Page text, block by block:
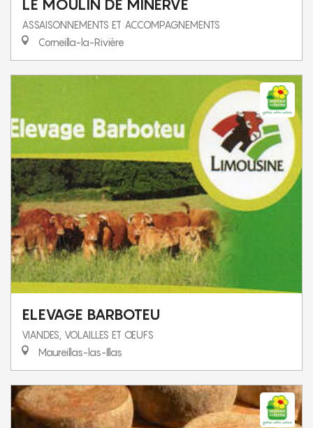
LE MOULIN DE MINERVE
ASSAISONNEMENTS ET ACCOMPAGNEMENTS
Corneilla-la-Rivière
ELEVAGE BARBOTEU
VIANDES, VOLAILLES ET ŒUFS
Maureillas-las-Illas